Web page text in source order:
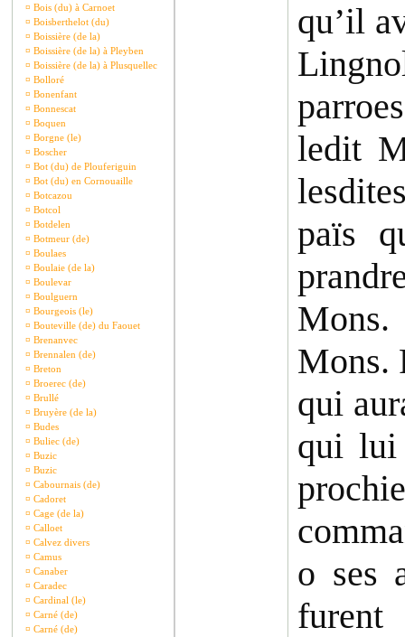
¤ Bois (du) à Carnoet
¤ Boisberthelot (du)
¤ Boissière (de la)
¤ Boissière (de la) à Pleyben
¤ Boissière (de la) à Plusquellec
¤ Bolloré
¤ Bonenfant
¤ Bonnescat
¤ Boquen
¤ Borgne (le)
¤ Boscher
¤ Bot (du) de Plouferiguin
¤ Bot (du) en Cornouaille
¤ Botcazou
¤ Botcol
¤ Botdelen
¤ Botmeur (de)
¤ Boulaes
¤ Boulaie (de la)
¤ Boulevar
¤ Boulguern
¤ Bourgeois (le)
¤ Bouteville (de) du Faouet
¤ Brenanvec
¤ Brennalen (de)
¤ Breton
¤ Broerec (de)
¤ Brullé
¤ Bruyère (de la)
¤ Budes
¤ Buliec (de)
¤ Buzic
¤ Buzic
¤ Cabournais (de)
¤ Cadoret
¤ Cage (de la)
¤ Calloet
¤ Calvez divers
¤ Camus
¤ Canaber
¤ Caradec
¤ Cardinal (le)
¤ Carné (de)
¤ Carné (de)
qu’il
ledit
païs
Mons.
qui
qui lui
o ses